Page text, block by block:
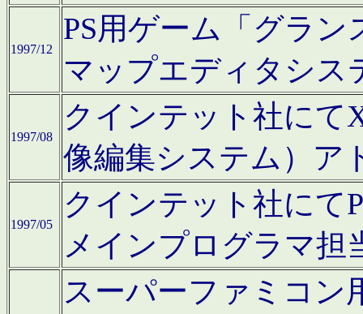
1997/12
PS用ゲーム「グラン
マップエディタシス
1997/08
クインテット社にて
像編集システム）ア
1997/05
クインテット社にて
メインプログラマ担
スーパーファミコン